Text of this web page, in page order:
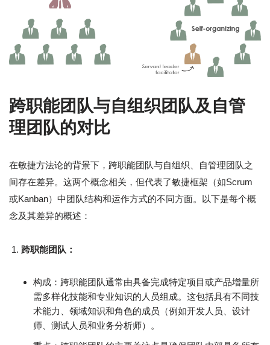
跨职能团队与自组织团队及自管
理团队的对比
在敏捷方法论的背景下，跨职能团队与自组织、自管理团队之
间存在差异。这两个概念相关，但代表了敏捷框架（如Scrum
或Kanban）中团队结构和运作方式的不同方面。以下是每个概
念及其差异的概述：
跨职能团队：
构成：跨职能团队通常由具备完成特定项目或产品增量所
需多样化技能和专业知识的人员组成。这包括具有不同技
术能力、领域知识和角色的成员（例如开发人员、设计
师、测试人员和业务分析师）。